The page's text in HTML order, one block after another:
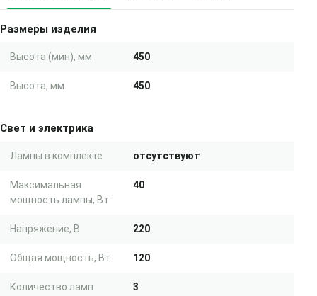
Размеры изделия
Высота (мин), мм 450
Высота, мм 450
Свет и электрика
Лампы в комплекте отсутствуют
Максимальная
мощность лампы, Вт
40
Напряжение, В 220
Общая мощность, Вт 120
Количество ламп 3